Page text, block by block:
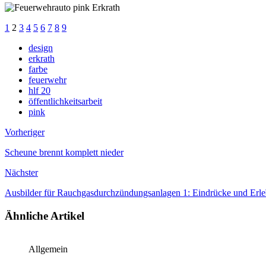
1 2 3 4 5 6 7 8 9
design
erkrath
farbe
feuerwehr
hlf 20
öffentlichkeitsarbeit
pink
Vorheriger
Scheune brennt komplett nieder
Nächster
Ausbilder für Rauchgasdurchzündungsanlagen 1: Eindrücke und
Ähnliche Artikel
Allgemein